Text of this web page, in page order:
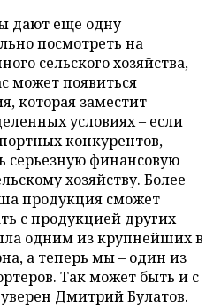
дают еще одну
посмотреть на
сельского хозяйства,
может появиться
которая заместит
условиях – если
конкурентов,
серьезную финансовую
хозяйству. Более
продукция сможет
с продукцией других
одним из крупнейших в
а теперь мы – один из
Так может быть и с
Дмитрий Булатов.